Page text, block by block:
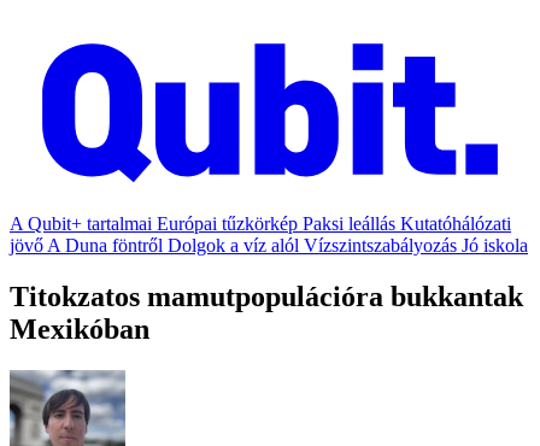
A Qubit+ tartalmai Európai tűzkörkép Paksi leállás Kutatóhálózati
jövő A Duna föntről Dolgok a víz alól Vízszintszabályozás Jó iskola
Titokzatos mamutpopulációra bukkantak
Mexikóban